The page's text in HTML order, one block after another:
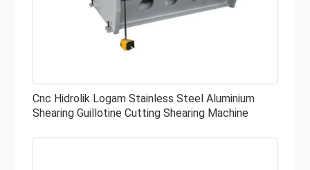
Cnc Hidrolik Logam Stainless Steel Aluminium
Shearing Guillotine Cutting Shearing Machine